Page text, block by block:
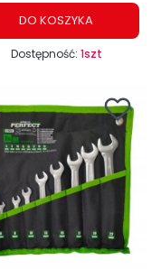
DO KOSZYKA
Dostępność: 1szt